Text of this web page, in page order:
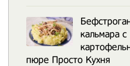
кальмара с
пюре Просто Кухня